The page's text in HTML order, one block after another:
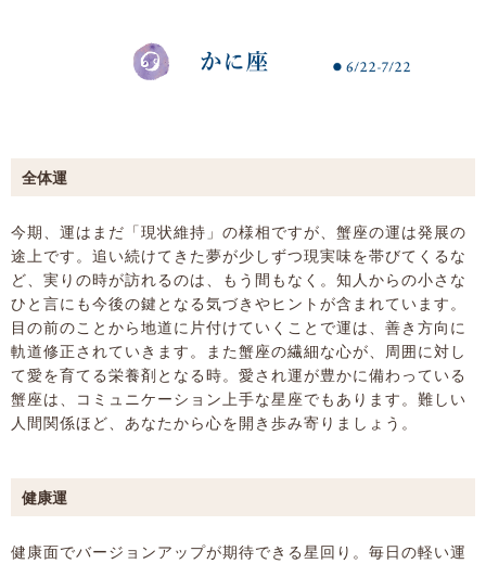
全体運
今期、運はまだ「現状維持」の様相ですが、蟹座の運は発展の
途上です。追い続けてきた夢が少しずつ現実味を帯びてくるな
ど、実りの時が訪れるのは、もう間もなく。知人からの小さな
ひと言にも今後の鍵となる気づきやヒントが含まれています。
目の前のことから地道に片付けていくことで運は、善き方向に
軌道修正されていきます。また蟹座の繊細な心が、周囲に対し
て愛を育てる栄養剤となる時。愛され運が豊かに備わっている
蟹座は、コミュニケーション上手な星座でもあります。難しい
人間関係ほど、あなたから心を開き歩み寄りましょう。
健康運
健康面でバージョンアップが期待できる星回り。毎日の軽い運